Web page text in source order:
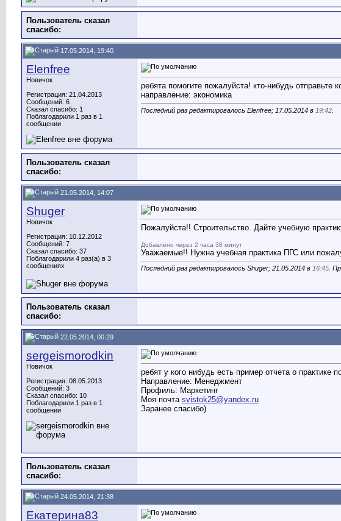
Пользователь сказал
cпасибо:
17.05.2014, 19:40
Elenfree
Новичок
Регистрация: 21.04.2013
Сообщений: 6
Сказал спасибо: 1
Поблагодарили 1 раз в 1
сообщении
ребята помогите пожалуйста! кто-нибудь отправьте
направление: экономика
Последний раз редактировалось Elenfree; 17.05.2014 в 19:42
Пользователь сказал
cпасибо:
21.05.2014, 14:07
Shuger
Новичок
Регистрация: 10.12.2012
Сообщений: 7
Сказал спасибо: 37
Поблагодарили 4 раз(а) в 3
сообщениях
Пожалуйста!! Строительство. Дайте учебную
Добавлено через 2 часа 38 минут
Уважаемые!! Нужна учебная практика ПГС или
Последний раз редактировалось Shuger; 21.05.2014 в 16:45 .
Пользователь сказал
cпасибо:
22.05.2014, 00:29
sergeismorodkin
Новичок
Регистрация: 08.05.2013
Сообщений: 3
Сказал спасибо: 10
Поблагодарили 1 раз в 1
сообщении
ребят у кого нибудь есть пример отчета о практике
Направление: Менеджмент
Профиль: Маркетинг
Моя почта svistok25@yandex.ru
Заранее спасибо)
Пользователь сказал
cпасибо:
24.05.2014, 21:38
Екатерина83